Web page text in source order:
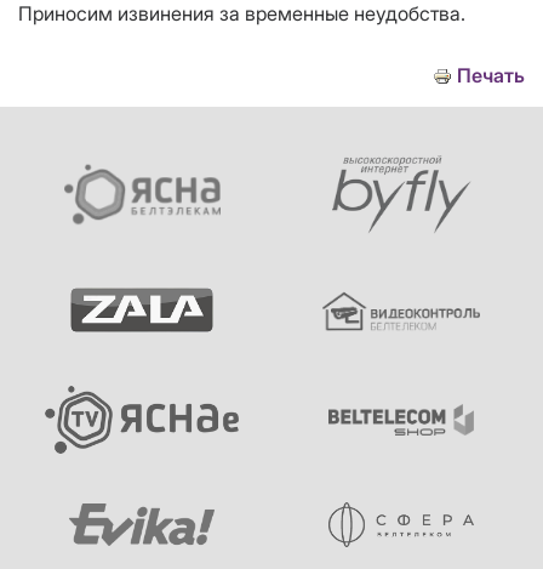
Приносим извинения за временные неудобства.
Печать